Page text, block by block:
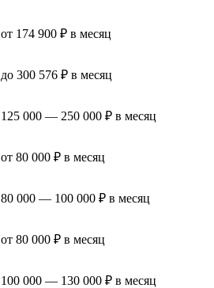
от 174 900 ₽ в месяц
до 300 576 ₽ в месяц
125 000 — 250 000 ₽ в месяц
от 80 000 ₽ в месяц
80 000 — 100 000 ₽ в месяц
от 80 000 ₽ в месяц
100 000 — 130 000 ₽ в месяц